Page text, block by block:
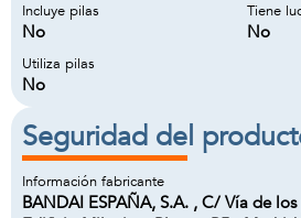
Incluye pilas
No
Tiene
No
Utiliza pilas
No
Seguridad del
Información fabricante
BANDAI ESPAÑA, S.A. , C/ Vía de